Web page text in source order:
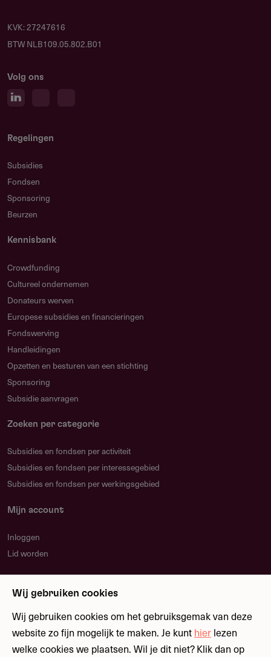
KVK: 27247616
BTW NLB109.05.802.B01
Volg ons
Regelingen
Subsidies
Fondsen
Sponsoring
Beurzen
Kennisbank
Crowdfunding
Cultureel ondernemen
Donateurs werven
Europese subsidies en financieringen
Fondswerving
Handleidingen
Opzetten en besturen van een stichting
Sponsoring
Subsidie aanvragen
Zoeken per categorie
Subsidies en fondsen per activiteit
Subsidies en fondsen per interessegebied
Subsidies en fondsen per werkingsgebied
Mijn account
Inloggen
Lid worden
Blijf op de hoogte over nieuwe regelingen en
fondsen
Wij gebruiken cookies
Wij gebruiken cookies om het gebruiksgemak van deze
website zo fijn mogelijk te maken. Je kunt hier lezen
welke cookies we plaatsen. Wil je dit niet? Klik dan op